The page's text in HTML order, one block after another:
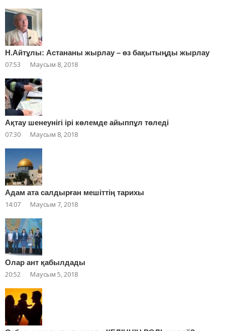
Н.Айтұлы: Астананы жырлау – өз бақытыңды жырлау
07:53 Маусым 8, 2018
Ақтау шенеунігі ірі көлемде айыппұл төледі
07:30 Маусым 8, 2018
Адам ата салдырған мешіттің тарихы
14:07 Маусым 7, 2018
Олар ант қабылдады
20:52 Маусым 5, 2018